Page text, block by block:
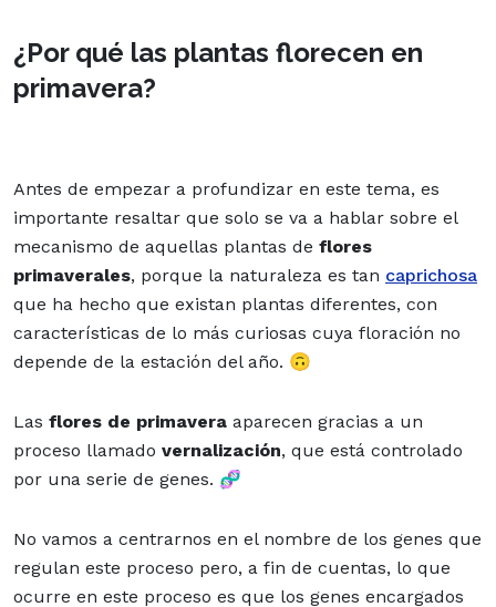
¿Por qué las plantas florecen en
primavera?
Antes de empezar a profundizar en este tema, es
importante resaltar que solo se va a hablar sobre el
mecanismo de aquellas plantas de flores
primaverales, porque la naturaleza es tan caprichosa
que ha hecho que existan plantas diferentes, con
características de lo más curiosas cuya floración no
depende de la estación del año. 🙃
Las flores de primavera aparecen gracias a un
proceso llamado vernalización, que está controlado
por una serie de genes. 🧬
No vamos a centrarnos en el nombre de los genes que
regulan este proceso pero, a fin de cuentas, lo que
ocurre en este proceso es que los genes encargados